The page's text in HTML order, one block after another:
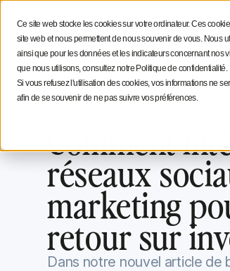
Ce site web stocke les cookies sur votre ordinateur. Ces
site web et nous permettent de nous souvenir de vous. Nous
ainsi que pour les données et les indicateurs concernant nos
que nous utilisons, consultez notre Politique de confidentialité.
Si vous refusez l'utilisation des cookies, vos informations ne
afin de se souvenir de ne pas suivre vos préférences.
Fonctionnalités
Stratégie social media Conseils
Blog Iconosquare Outils et astuces
Comment
réseaux
marketing
retour sur
Dans notre nouvel article